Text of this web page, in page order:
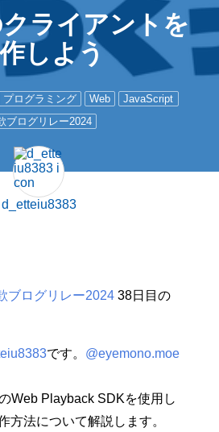
ライアントを
しよう
プログラミング Web
JavaScript
ブログリレー2024
d_etteiu8383
ブログリレー202438日目の
です。 @eyemono.moe
Web Playback SDKを使用し
方法について解説します。